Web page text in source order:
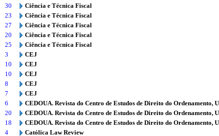
30
Ciência e Técnica Fiscal
23
Ciência e Técnica Fiscal
27
Ciência e Técnica Fiscal
20
Ciência e Técnica Fiscal
25
Ciência e Técnica Fiscal
3
CEJ
10
CEJ
10
CEJ
8
CEJ
7
CEJ
6
CEDOUA. Revista do Centro de Estudos de Direito do Ordenamento,
20
CEDOUA. Revista do Centro de Estudos de Direito do Ordenamento,
18
CEDOUA. Revista do Centro de Estudos de Direito do Ordenamento,
4
Católica Law Review